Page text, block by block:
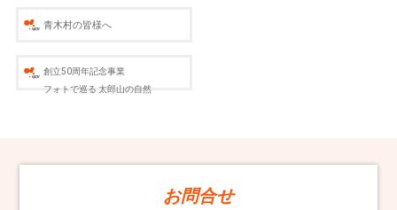
青木村の皆様へ
創立50周年記念事業
フォトで巡る 太郎山の自然
お問合せ